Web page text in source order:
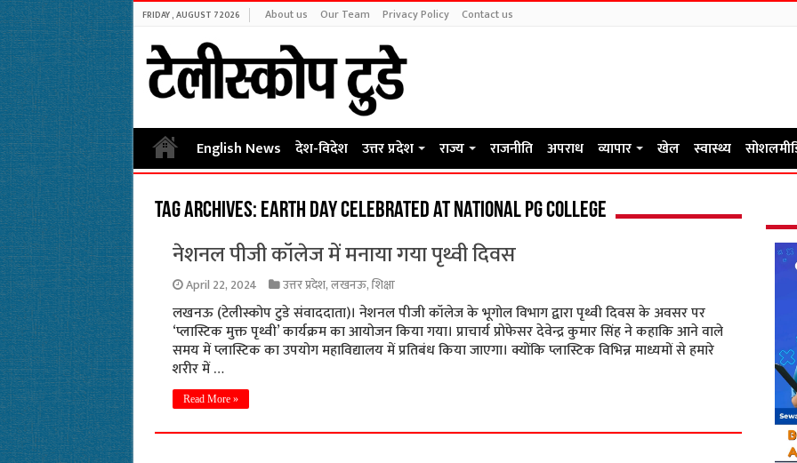
FRIDAY , AUGUST 7 2026 About us Our Team Privacy Policy Contact us
English News देश-विदेश उत्तर प्रदेश राज्य राजनीति अपराध व्यापार खेल स्वास्थ्य
Tag Archives: Earth Day celebrated at National PG College
नेशनल पीजी कॉलेज में मनाया गया पृथ्वी दिवस
April 22, 2024 उत्तर प्रदेश,लखनऊ,शिक्षा
लखनऊ (टेलीस्कोप टुडे संवाददाता)। नेशनल पीजी कॉलेज के भूगोल विभाग द्वारा पृथ्वी दिवस के अवसर पर
‘प्लास्टिक मुक्त पृथ्वी’ कार्यक्रम का आयोजन किया गया। प्राचार्य प्रोफेसर देवेन्द्र कुमार सिंह ने कहाकि आने वाले
समय में प्लास्टिक का उपयोग महाविद्यालय में प्रतिबंध किया जाएगा। क्योंकि प्लास्टिक विभिन्न माध्यमों से हमारे
शरीर में …
Read More »